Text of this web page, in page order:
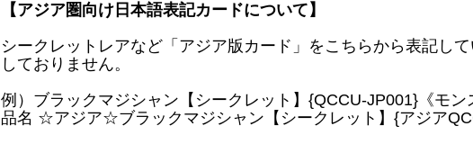
【アジア圏向け日本語表記カードについて】
シークレットレアなど「アジア版カード」をこちらから表記し
しておりません。
例）ブラックマジシャン【シークレット】{QCCU-JP001}《モ
品名 ☆アジア☆ブラックマジシャン【シークレット】{アジア